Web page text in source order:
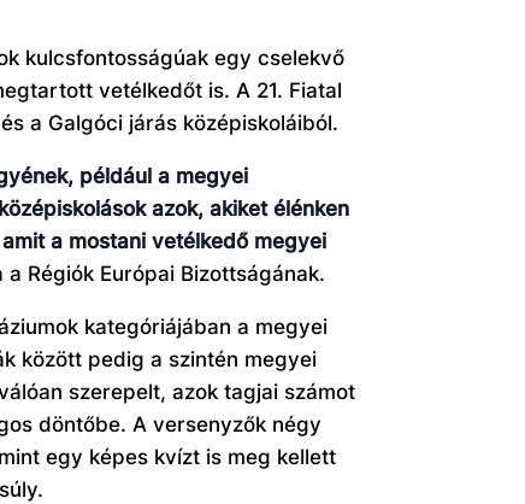
kulcsfontosságúak egy cselekvő
vetélkedőt is. A 21. Fiatal
a Galgóci járás középiskoláiból.
például a megyei
azok, akiket élénken
a mostani vetélkedő megyei
Régiók Európai Bizottságának.
kategóriájában a megyei
között pedig a szintén megyei
szerepelt, azok tagjai számot
döntőbe. A versenyzők négy
egy képes kvízt is meg kellett